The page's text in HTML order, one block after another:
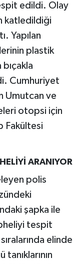
edildi. Olay
katledildiği
Yapılan
plastik
Cumhuriyet
Umutcan ve
otopsi için
Fakültesi
ARANIYOR
polis
şapka ile
tespit
elinde